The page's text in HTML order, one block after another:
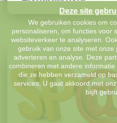
Deze site
We gebruiken cookies om
personaliseren, om functies voor
websiteverkeer te analyseren.
gebruik van onze site met onze
adverteren en analyse. Deze
combineren met andere
die ze hebben verzameld op
services. U gaat akkoord met
blijft